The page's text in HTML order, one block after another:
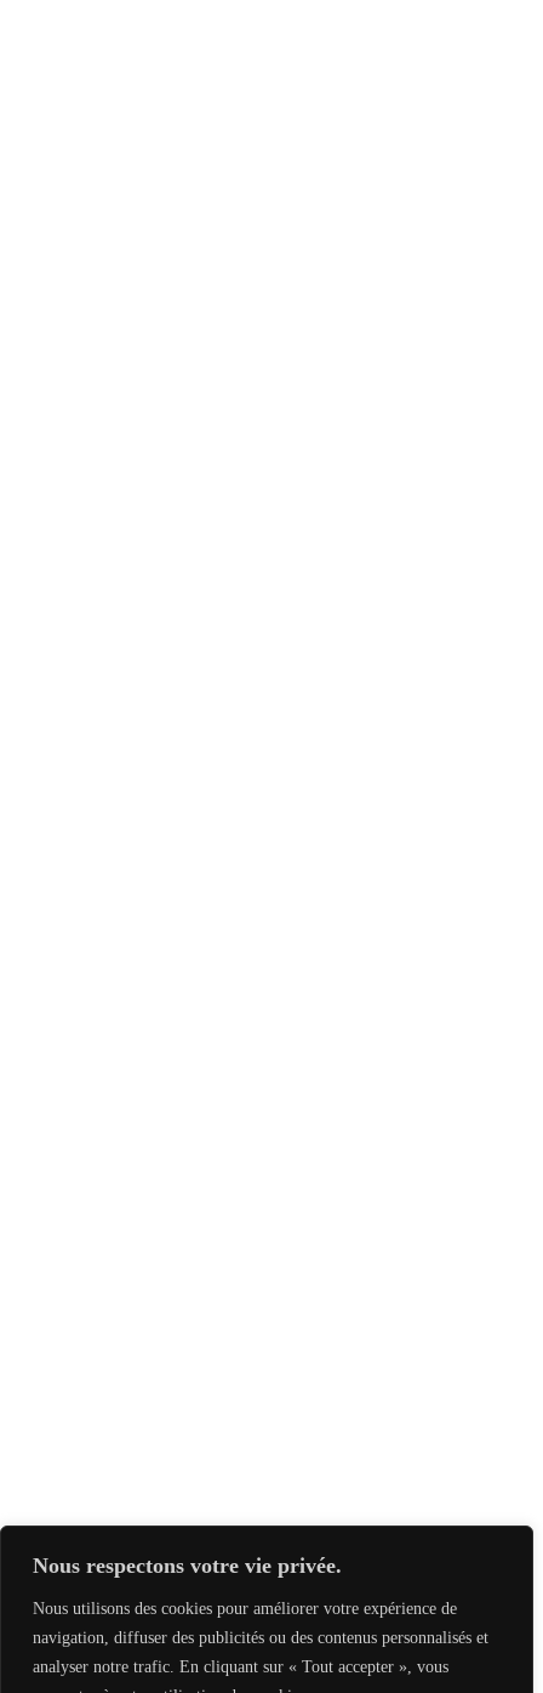
Nous respectons votre vie privée.
Nous utilisons des cookies pour améliorer votre expérience de
navigation, diffuser des publicités ou des contenus personnalisés et
analyser notre trafic. En cliquant sur « Tout accepter », vous